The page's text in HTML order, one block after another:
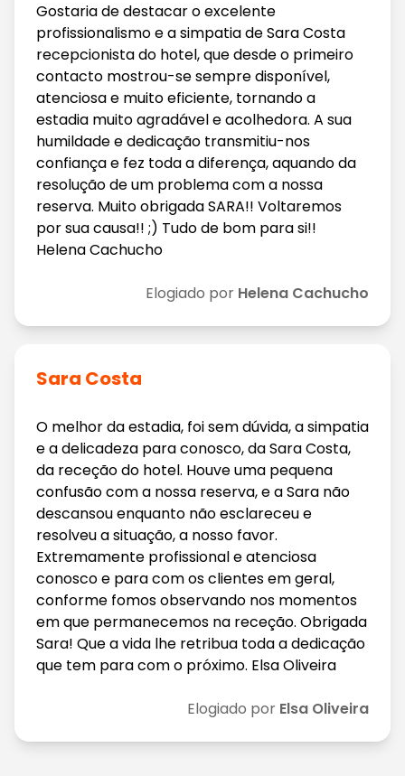
Gostaria de destacar o excelente
profissionalismo e a simpatia de Sara Costa
recepcionista do hotel, que desde o primeiro
contacto mostrou-se sempre disponível,
atenciosa e muito eficiente, tornando a
estadia muito agradável e acolhedora. A sua
humildade e dedicação transmitiu-nos
confiança e fez toda a diferença, aquando da
resolução de um problema com a nossa
reserva. Muito obrigada SARA!! Voltaremos
por sua causa!! ;) Tudo de bom para si!!
Helena Cachucho
Elogiado por Helena Cachucho
Sara Costa
O melhor da estadia, foi sem dúvida, a simpatia
e a delicadeza para conosco, da Sara Costa,
da receção do hotel. Houve uma pequena
confusão com a nossa reserva, e a Sara não
descansou enquanto não esclareceu e
resolveu a situação, a nosso favor.
Extremamente profissional e atenciosa
conosco e para com os clientes em geral,
conforme fomos observando nos momentos
em que permanecemos na receção. Obrigada
Sara! Que a vida lhe retribua toda a dedicação
que tem para com o próximo. Elsa Oliveira
Elogiado por Elsa Oliveira